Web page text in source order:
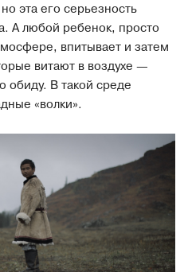
эта его серьезность
А любой ребенок, просто
впитывает и затем
витают в воздухе —
обиду. В такой среде
«волки».